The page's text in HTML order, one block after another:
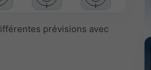
prévisions avec